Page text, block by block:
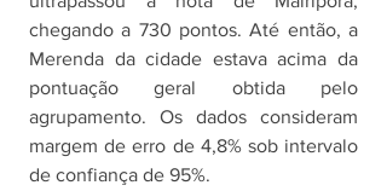
chegando a 730 pontos. Até então, a
Merenda da cidade estava acima da
pontuação geral obtida pelo
agrupamento. Os dados consideram
margem de erro de 4,8% sob intervalo
de confiança de 95%.